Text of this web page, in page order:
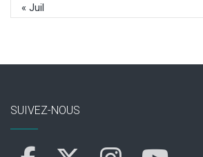
« Juil
SUIVEZ-NOUS